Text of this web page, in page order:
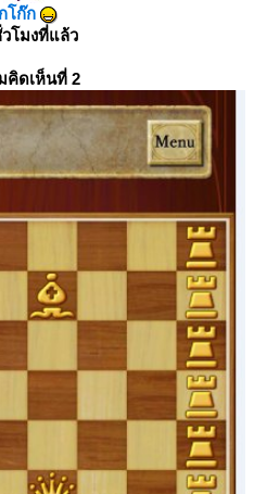
โก๊ก
โมงที่แล้ว
คิดเห็นที่ 2